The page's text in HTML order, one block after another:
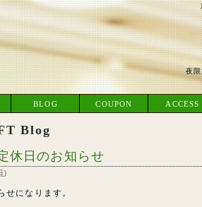
夜
BLOG COUPON ACCESS
Blog
休日のお知らせ
)
せになります。